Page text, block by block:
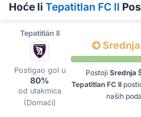
Hoće li Tepatitlan FC II
Tepatitlán II
Postigao gol u
80%
od utakmica
(Domaći)
Srednja
Postoji Srednja
Tepatitlan FC II
naših